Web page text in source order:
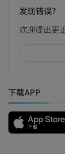
发现错误？
欢迎提出更
下载APP